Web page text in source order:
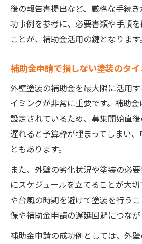
後の報告書提出など、厳格な手続
功事例を参考に、必要書類や手順
ことが、補助金活用の鍵となります。
補助金申請で損しない塗装のタ
外壁塗装の補助金を最大限に活用
イミングが非常に重要です。補助
設定されているため、募集開始直後
遅れると予算枠が埋まってしまい
ともあります。
また、外壁の劣化状況や塗装の必
にスケジュールを立てることが大
や台風の時期を避けて塗装を行う
保や補助金申請の遅延回避につなが
補助金申請の成功例としては、外